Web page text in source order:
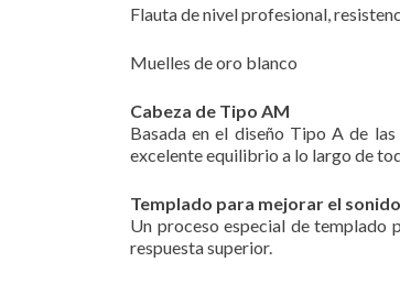
Flauta de nivel profesional,
Muelles de oro blanco
Cabeza de Tipo AM
Basada en el diseño Tipo A de
excelente equilibrio a lo largo de
Templado para mejorar el sonido
Un proceso especial de templado
respuesta superior.